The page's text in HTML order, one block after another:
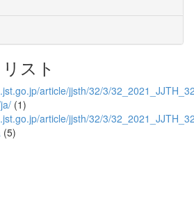
スト
article/jjsth/32/3/
(1)
article/jjsth/32/3/
(5)